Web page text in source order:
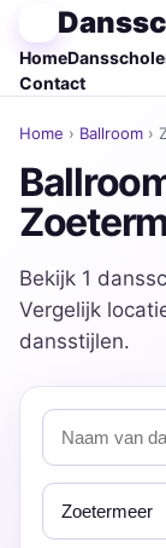
Home
Contact
Home › Ballroom ›
Bekijk 1
Vergelijk
dansstijlen.